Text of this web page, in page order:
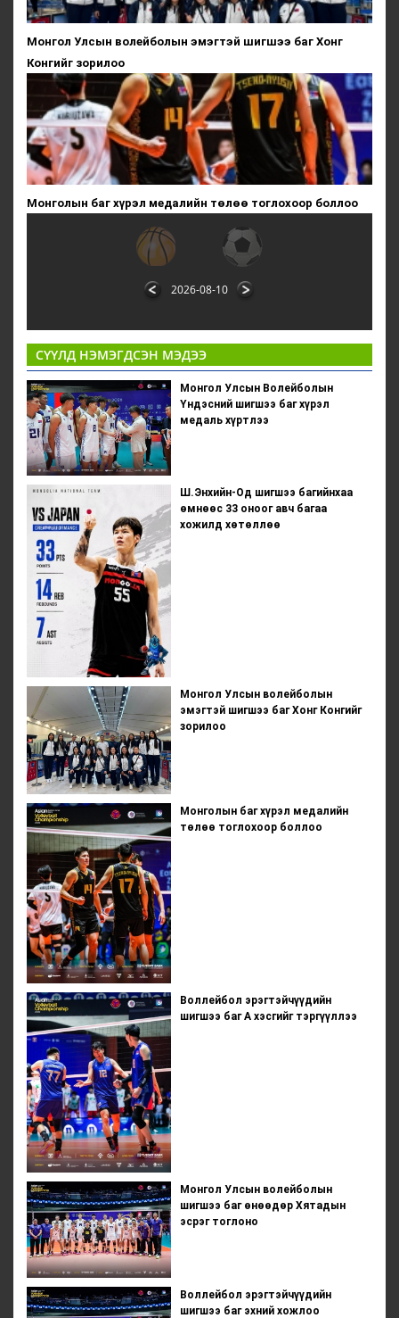
Монгол Улсын волейболын эмэгтэй шигшээ баг Хонг
Конгийг зорилоо
Монголын баг хүрэл медалийн төлөө тоглохоор боллоо
2026-08-10
СҮҮЛД НЭМЭГДСЭН МЭДЭЭ
Монгол Улсын Волейболын
Үндэсний шигшээ баг хүрэл
медаль хүртлээ
Ш.Энхийн-Од шигшээ багийнхаа
өмнөөс 33 оноог авч багаа
хожилд хөтөллөө
Монгол Улсын волейболын
эмэгтэй шигшээ баг Хонг Конгийг
зорилоо
Монголын баг хүрэл медалийн
төлөө тоглохоор боллоо
Воллейбол эрэгтэйчүүдийн
шигшээ баг А хэсгийг тэргүүллээ
Монгол Улсын волейболын
шигшээ баг өнөөдөр Хятадын
эсрэг тоглоно
Воллейбол эрэгтэйчүүдийн
шигшээ баг эхний хожлоо